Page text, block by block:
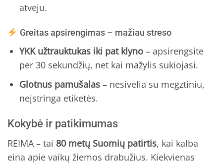
atveju.
Greitas apsirengimas – mažiau streso
YKK užtrauktukas iki pat klyno– apsirengsite
per 30 sekundžių, net kai mažylis sukiojasi.
Glotnus pamušalas– nesivelia su megztiniu,
neįstringa etiketės.
Kokybė ir patikimumas
REIMA – tai 80 metų Suomių patirtis, kai kalba
eina apie vaikų žiemos drabužius. Kiekvienas